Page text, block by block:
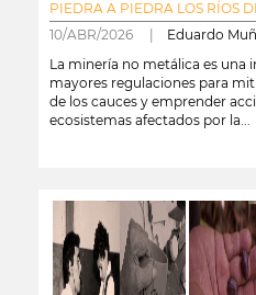
PIEDRA A PIEDRA LOS RÍOS
10/ABR/2026 | Eduardo
La minería no metálica es una
mayores regulaciones para
de los cauces y emprender
ecosistemas afectados por la...